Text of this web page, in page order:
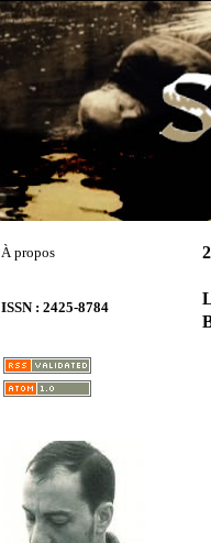
À propos
ISSN : 2425-8784